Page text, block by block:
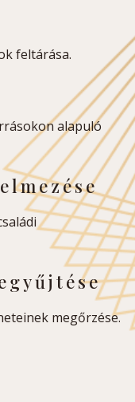
feltárása.
alapuló
megőrzése.